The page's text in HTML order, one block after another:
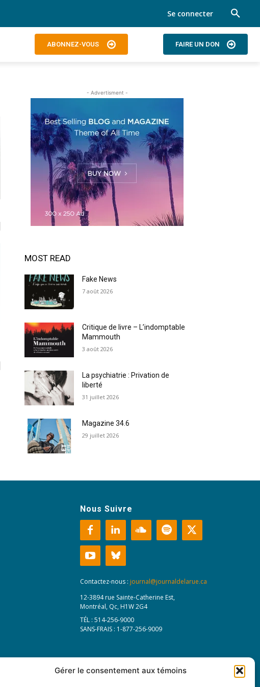
Gérer le consentement aux témoins
Se connecter
ABONNEZ-VOUS FAIRE UN DON
- Advertisment -
MOST READ
Fake News
7 août 2026
Critique de livre – L’indomptable
Mammouth
3 août 2026
La psychiatrie : Privation de
liberté
31 juillet 2026
Magazine 34.6
29 juillet 2026
Nous Suivre
Contactez-nous : journal@journaldelarue.ca
12-3894 rue Sainte-Catherine Est,
Montréal, Qc, H1W 2G4
TÉL : 514-256-9000
SANS-FRAIS : 1-877-256-9009